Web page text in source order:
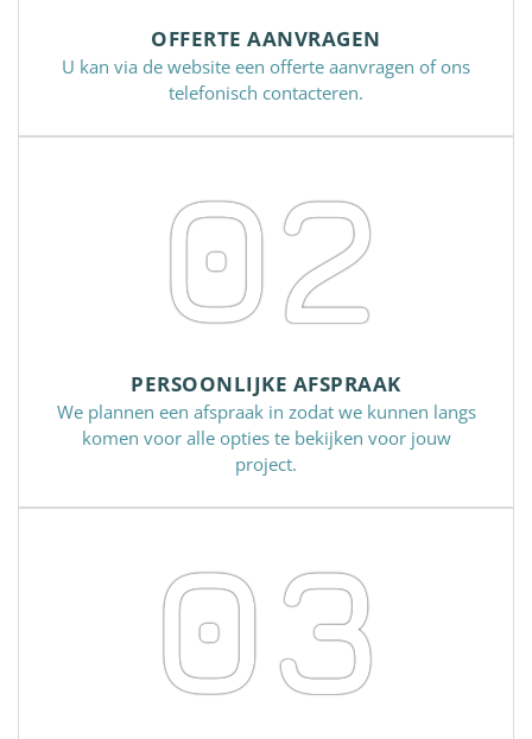
OFFERTE AANVRAGEN
U kan via de website een offerte aanvragen of ons
telefonisch contacteren.
02
PERSOONLIJKE AFSPRAAK
We plannen een afspraak in zodat we kunnen langs
komen voor alle opties te bekijken voor jouw
project.
03